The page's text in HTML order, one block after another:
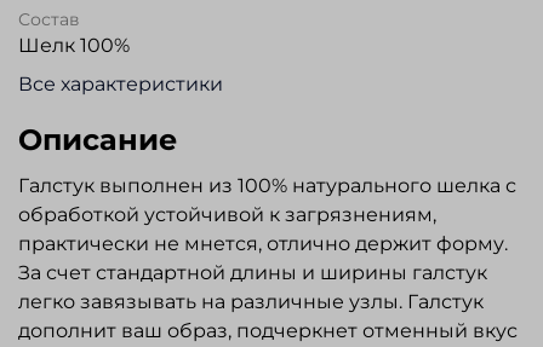
Состав
Шелк 100%
Все характеристики
Описание
Галстук выполнен из 100% натурального шелка с
обработкой устойчивой к загрязнениям,
практически не мнется, отлично держит форму.
За счет стандартной длины и ширины галстук
легко завязывать на различные узлы. Галстук
дополнит ваш образ, подчеркнет отменный вкус